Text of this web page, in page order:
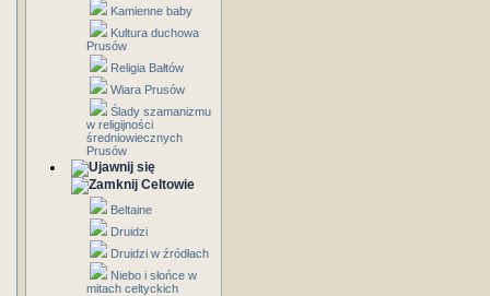
Kamienne baby
Kultura duchowa
Prusów
Religia Bałtów
Wiara Prusów
Ślady szamanizmu
w religijności
średniowiecznych
Prusów
Celtowie
Beltaine
Druidzi
Druidzi w źródłach
Niebo i słońce w
mitach celtyckich